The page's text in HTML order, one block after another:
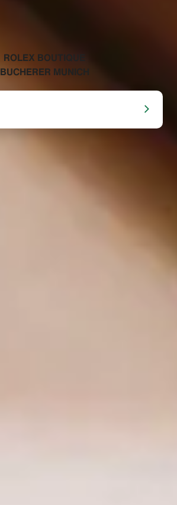
‭ROLEX BOUTIQUE
BUCHERER MUNICH‬